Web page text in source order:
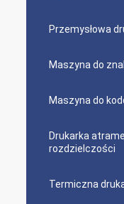
Przemysłowa
Maszyna do
Maszyna do
Drukarka
rozdzielczości
Termiczna